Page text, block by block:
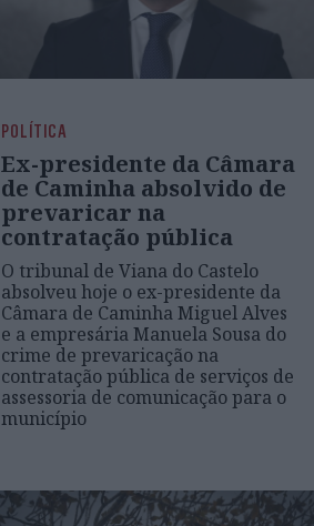
POLÍTICA
Ex-presidente da Câmara
de Caminha absolvido de
prevaricar na
contratação pública
O tribunal de Viana do Castelo
absolveu hoje o ex-presidente da
Câmara de Caminha Miguel Alves
e a empresária Manuela Sousa do
crime de prevaricação na
contratação pública de serviços de
assessoria de comunicação para o
município